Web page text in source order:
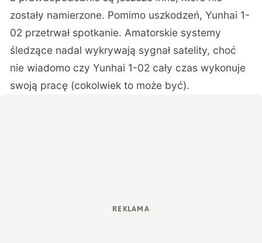
zostały namierzone. Pomimo uszkodzeń, Yunhai 1-
02 przetrwał spotkanie. Amatorskie systemy
śledzące nadal wykrywają sygnał satelity, choć
nie wiadomo czy Yunhai 1-02 cały czas wykonuje
swoją pracę (cokolwiek to może być).